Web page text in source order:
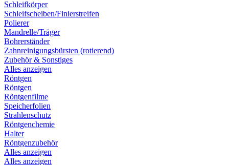
Schleifkörper
Schleifscheiben/Finierstreifen
Polierer
Mandrelle/Träger
Bohrerständer
Zahnreinigungsbürsten (rotierend)
Zubehör & Sonstiges
Alles anzeigen
Röntgen
Röntgen
Röntgenfilme
Speicherfolien
Strahlenschutz
Röntgenchemie
Halter
Röntgenzubehör
Alles anzeigen
Alles anzeigen